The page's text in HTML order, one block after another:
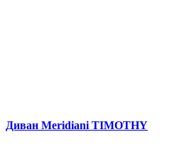
Диван Meridiani TIMOTHY